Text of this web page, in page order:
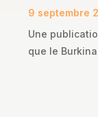
9 septembre
Une
que le